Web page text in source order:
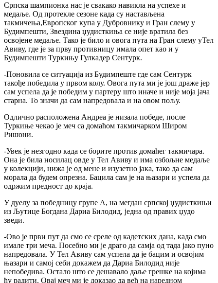
Српска шампионка нас је свакако навикла на успехе и
медаље. Од протекле сезоне када су настављена
такмичења,Европског купа у Дубровнику и Гран слему у
Будимпешти, Звездина џудисткиња се није вратила без
освојене медаље. Тако је било и овога пута на Гран слему уТел
Авиву, где је за прву противницу имала опет као и у
Будимпешти Туркињу Гулкадер Сентурк.
-Поновила се ситуација из Будимпеште где сам Сентурк
такође победила у првом колу. Овога пута ми је још драже јер
сам успела да је победим у партеру што иначе и није моја јача
старна. То значи да сам напредовала и на овом пољу.
Одлично расположена Андреа је низала победе, после
Туркиње чекао је меч са домаћом такмичарком Широм
Ришони.
-Увек је незгодно када се борите против домаћег такмичара.
Она је била носилац овде у Тел Авиву и има озбољне медаље
у колекцији, нижа је од мене и изузетно јака, тако да сам
морала да будем опрезна. Бацила сам је на њазари и успела да
одржим предност до краја.
У дуелу за победницу групе А, на мегдан српској џудисткињи
из Љутице Богдана Дариа Билодид, једна од правих џудо
зведи.
-Ово је први пут да смо се среле од кадетских дана, када смо
имале три меча. Посебно ми је драго да самја од тада јако пуно
напредовала. У Тел Авиву сам успела да је бацим и освојим
њазари и самој себи докажем да Дариа Билодид није
непобедива. Остало што се дешавало даље грешке на којима
ћу радити. Овај меч ми је доказао да већ на наредном